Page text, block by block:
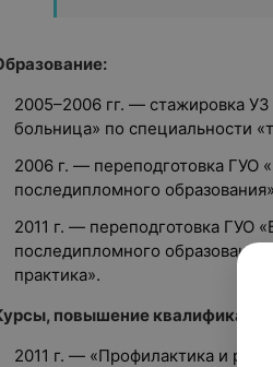
2005–2006 гг. — стажировка
больница» по специальности
2006 г. — переподготовка ГУО
последипломного
2011 г. — переподготовка ГУО
последипломного
практика».
повышение квалификации:
2011 г. — «Профилактика и